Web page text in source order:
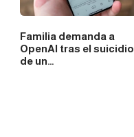
Familia demanda a
OpenAI tras el suicidio
de un…